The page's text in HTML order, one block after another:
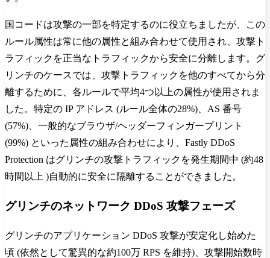
国コードは攻撃の一部を特定するのに役立ちましたが、この
ルール属性は常に他の属性と組み合わせて使用され、攻撃ト
ラフィックを正当なトラフィックから安全に分離します。グ
リンチのケースでは、攻撃トラフィックを他のすべてから分
離するために、各ルールで平均4つ以上の属性が使用されま
した。特定の IP アドレス (ルール全体の28%)、AS 番号
(57%)、一般的なブラウザ/ヘッダーフィンガープリント
(99%) といった属性の組み合わせにより、Fastly DDoS
Protection はグリンチの攻撃トラフィックを発生期間中 (約48
時間以上 )自動的に安全に隔離することができました。
グリンチのネットワーク DDoS 攻撃フェーズ
グリンチのアプリケーション DDoS 攻撃が安定化し始めた
頃 (依然として驚異的な約100万 RPS を維持)、攻撃開始数時